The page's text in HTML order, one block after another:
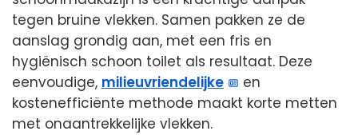
tegen bruine vlekken. Samen pakken ze de
aanslag grondig aan, met een fris en
hygiënisch schoon toilet als resultaat. Deze
eenvoudige, milieuvriendelijke
en
kostenefficiënte methode maakt korte metten
met onaantrekkelijke vlekken.